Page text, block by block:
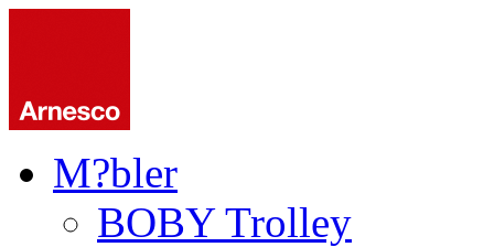
M?bler
BOBY Trolley